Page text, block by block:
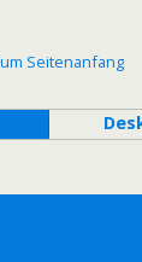
Seitenanfang